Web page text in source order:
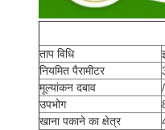
ताप विधि
नियमित पैरामीटर
मूल्यांकन दबाव
/
उपभोग
खाना पकाने का क्षेत्र